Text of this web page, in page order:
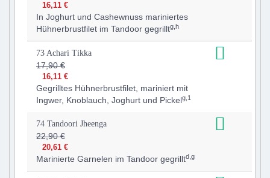
16,11 €
In Joghurt und Cashewnuss mariniertes
Hühnerbrustfilet im Tandoor gegrilltg,h
73 Achari Tikka
17,90 €
16,11 €
Gegrilltes Hühnerbrustfilet, mariniert mit
Ingwer, Knoblauch, Joghurt und Pickelg,1
74 Tandoori Jheenga
22,90 €
20,61 €
Marinierte Garnelen im Tandoor gegrilltd,g